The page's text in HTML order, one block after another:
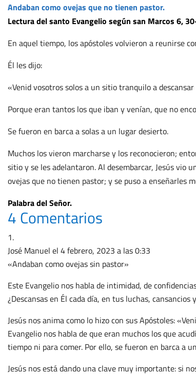
Andaban como ovejas que no tienen pastor.
Lectura del santo Evangelio según san Marcos 6,
En aquel tiempo, los apóstoles volvieron a reunirse
Él les dijo:
«Venid vosotros solos a un sitio tranquilo a descansar
Porque eran tantos los que iban y venían, que no
Se fueron en barca a solas a un lugar desierto.
Muchos los vieron marcharse y los reconocieron;
sitio y se les adelantaron. Al desembarcar, Jesús vio
ovejas que no tienen pastor; y se puso a enseñarles
Palabra del Señor.
4 Comentarios
José Manuel el 4 febrero, 2023 a las 0:33
«Andaban como ovejas sin pastor»
Este Evangelio nos habla de intimidad, de
¿Descansas en Él cada día, en tus luchas, cansancios
Jesús nos anima como lo hizo con sus Apóstoles:
Evangelio nos habla de que eran muchos los que
tiempo ni para comer. Por ello, se fueron en barca a
Jesús nos está dando una clave muy importante: si